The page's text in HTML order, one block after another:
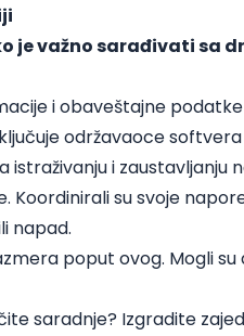
je važno sarađivati sa
i obaveštajne
održavaoce
istraživanju i
Koordinirali su svoje
napad.
poput ovog. Mogli
saradnje? Izgradite